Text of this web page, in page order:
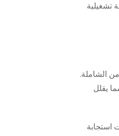
تشغيلية
الشاملة.
يقلل
استجابة